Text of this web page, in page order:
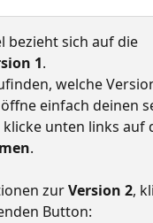
bezieht sich auf die
1.
welche
einfach deinen
unten links auf
.
zur Version 2,
Button: